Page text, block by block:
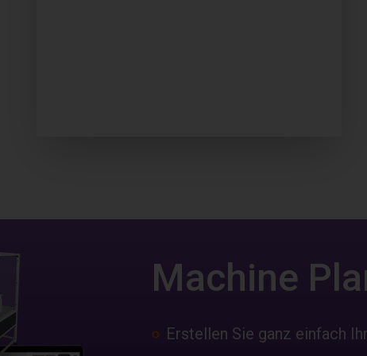
Machine
Erstellen Sie ganz einfach